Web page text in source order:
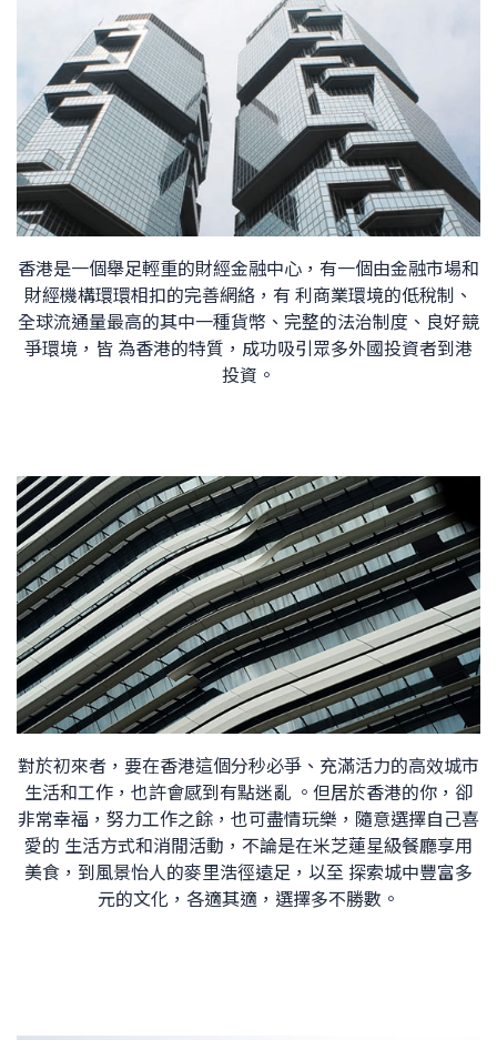
香港是一個舉足輕重的財經金融中心，有一個由金融市場和
財經機構環環相扣的完善網絡，有 利商業環境的低稅制、
全球流通量最高的其中一種貨幣、完整的法治制度、良好競
爭環境，皆 為香港的特質，成功吸引眾多外國投資者到港
投資。
對於初來者，要在香港這個分秒必爭、充滿活力的高效城市
生活和工作，也許會感到有點迷亂 。但居於香港的你，卻
非常幸福，努力工作之餘，也可盡情玩樂，隨意選擇自己喜
愛的 生活方式和消閒活動，不論是在米芝蓮星級餐廳享用
美食，到風景怡人的麥里浩徑遠足，以至 探索城中豐富多
元的文化，各適其適，選擇多不勝數。